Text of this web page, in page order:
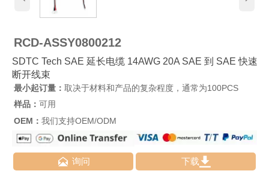
RCD-ASSY0800212
SDTC Tech SAE 延长电缆 14AWG 20A SAE 到 SAE 快速
断开线束
最小起订量： 取决于材料和产品的复杂程度，通常为100PCS
样品： 可用
OEM： 我们支持OEM/ODM
 询问 下载